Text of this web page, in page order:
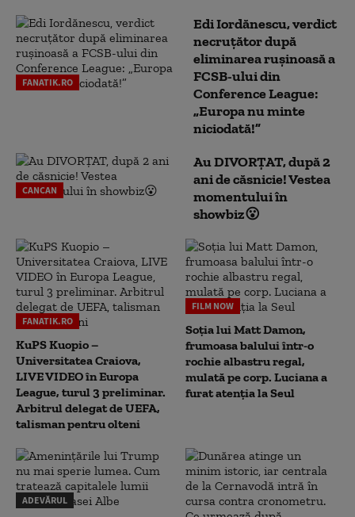
FANATIK.RO
Edi Iordănescu, verdict
necruțător după
eliminarea rușinoasă a
FCSB-ului din
Conference League:
„Europa nu minte
niciodată!”
CANCAN
Au DIVORȚAT, după 2
ani de căsnicie! Vestea
momentului în
showbiz😮
FANATIK.RO
KuPS Kuopio –
Universitatea Craiova,
LIVE VIDEO în Europa
League, turul 3 preliminar.
Arbitrul delegat de UEFA,
talisman pentru olteni
FILM NOW
Soția lui Matt Damon,
frumoasa balului într-o
rochie albastru regal,
mulată pe corp. Luciana a
furat atenția la Seul
ADEVĂRUL